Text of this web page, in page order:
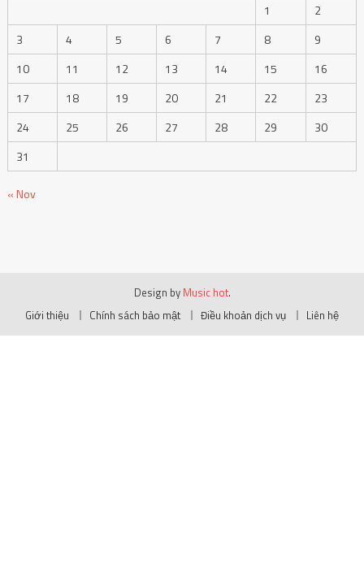
1
2
3
4 5 6 7 8
9
10
11 12 13 14 15
16
17
18 19 20 21 22
23
24
25 26 27 28 29
30
31
« Nov
Design by Music hot.
Giới thiệu
Chính sách bảo mật Điều khoản dịch vụ Liên hệ